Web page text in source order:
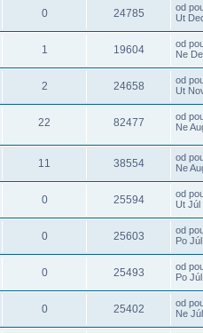
0 24785 od
Ut
1 19604 od
Ne
2 24658 od
Ut
22 82477 od
Ne
11 38554 od
Ne
0 25594 od
Ut Júl
0 25603 od
Po
0 25493 od
Po
0 25402 od
Ne